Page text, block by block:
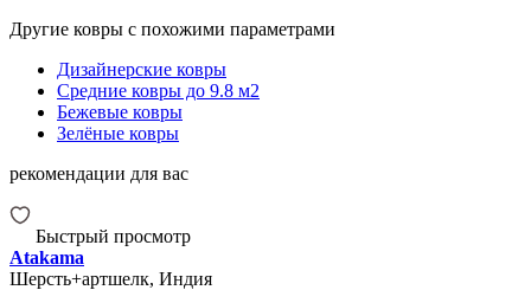
Другие ковры с похожими параметрами
Дизайнерские ковры
Средние ковры до 9.8 м2
Бежевые ковры
Зелёные ковры
рекомендации для вас
Быстрый просмотр
Atakama
Шерсть+артшелк, Индия